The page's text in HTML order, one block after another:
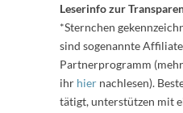
Leserinfo zur
*Sternchen
sind sogenannte
Partnerprogramm
ihr hier nachlesen).
tätigt, unterstützen mit